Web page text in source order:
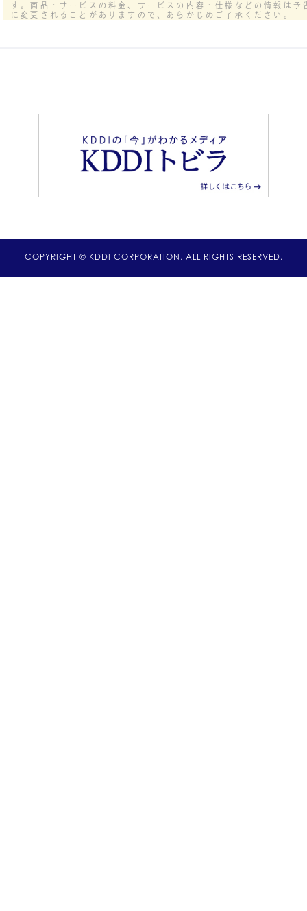
す。商品・サービスの料金、サービスの内容・仕様などの情報は予
に変更されることがありますので、あらかじめご了承ください。
COPYRIGHT © KDDI CORPORATION, ALL RIGHTS RESERVED.